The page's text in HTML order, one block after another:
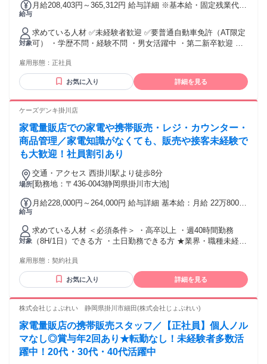
給与
月給208,403円～365,312円 給与詳細 ※基本給・固定残業代の
あり 1ヶ月あたり1万9937円 〜 3万5691円（固定残業時間：1
ヶ月あたり14時間30分） 固定残業時間を超えた勤務時間につ
いては別途残業代を支給する 【一律手当】 全員に一律で支払
われる通勤・皆勤・家族手当金額：なし 全員に一律で支払わ
対象
求めている人材 ✅未経験者歓迎 ✅要普通自動車免許（AT限定
可） ・学歴不問・経験不問 ・男女活躍中 ・第二新卒歓迎 ・
な方に向いています！〜 ・運転・ドライブすることが好き ・
自分の車にはちょっとこだわりを 持っている ・デスク仕事で
ジッとしているより 動いている方が好き ・人と関わること、
たい
雇用形態： 正社員
お気に入り 詳細を見る
ケーズデンキ掛川店
家電量販店での家電や携帯販売・レジ・カウンター・
商品管理／家電知識がなくても、販売や接客未経験で
も大歓迎！社員割引あり
場所
交通・アクセス 西掛川駅より徒歩8分
[勤務地：〒436-0043静岡県掛川市大池]
給与
月給228,000円～264,000円 給与詳細 基本給：月給 22万8000
で支払われる通勤・皆勤・家族手当金額：なし 全員に一律で
支払われるその他手当金額：なし
対象
求めている人材 ＜必須条件＞ ・高卒以上 ・週40時間勤務
（8H/1日）できる方 ・土日勤務できる方 ★業界・職種未経験
業務は基本からしっかり教えて いきますし、接客や販売経験
がない方も 大歓迎です。 ★家電が好きな方もそうでない方
も！ 家電が好きな方や詳しい方、最新家電を 楽しみにしてい
いう 方も大歓迎！ ★年齢を問わずどんな世代の方も活躍可能
フリーター ・接客や販売が好きな転職者希望者 など大歓迎
・男女スタッフ活躍中！ ＜このような経験・関心が活かせま
す＞ ・家電販売、携帯販売、スマホ販売、アパレル販売、雑
貨販売、インテリア販売、接客、小売店、レジ、品出し、陳
雇用形態： 契約社員
お気に入り 詳細を見る
株式会社じょぶれい 静岡県掛川市細田(株式会社じょぶれい)
家電量販店の携帯販売スタッフ／【正社員】個人ノル
マなし◎賞与年2回あり★転勤なし！未経験者多数活
躍中！20代・30代・40代活躍中